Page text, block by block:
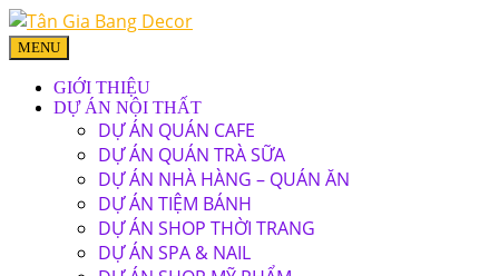
MENU
GIỚI THIỆU
DỰ ÁN NỘI THẤT
DỰ ÁN QUÁN CAFE
DỰ ÁN QUÁN TRÀ SỮA
DỰ ÁN NHÀ HÀNG – QUÁN ĂN
DỰ ÁN TIỆM BÁNH
DỰ ÁN SHOP THỜI TRANG
DỰ ÁN SPA & NAIL